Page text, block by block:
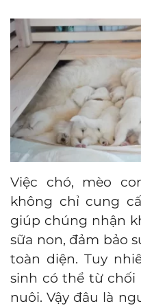
Việc chó, mèo
không chỉ cung
giúp chúng nhận
sữa non, đảm bảo
toàn diện. Tuy
sinh có thể từ chối
nuôi. Vậy đâu là